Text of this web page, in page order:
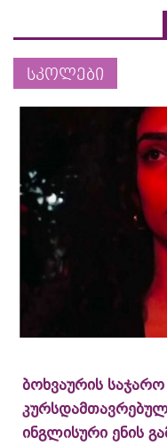
სკოლები
ბოხვაურის
ინგლისური ენის